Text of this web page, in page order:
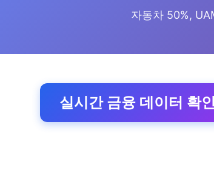
자동차 50%,
실시간 금융 데이터 확인